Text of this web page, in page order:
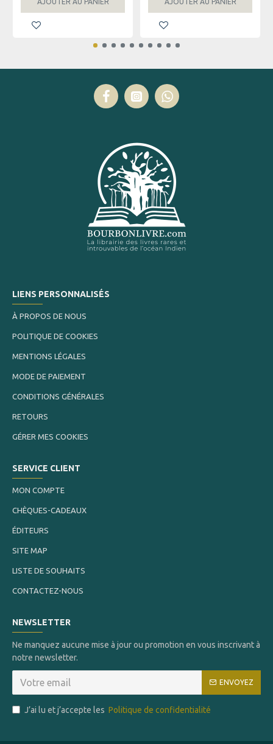
LIENS PERSONNALISÉS
À PROPOS DE NOUS
POLITIQUE DE COOKIES
MENTIONS LÉGALES
MODE DE PAIEMENT
CONDITIONS GÉNÉRALES
RETOURS
GÉRER MES COOKIES
SERVICE CLIENT
MON COMPTE
CHÈQUES-CADEAUX
ÉDITEURS
SITE MAP
LISTE DE SOUHAITS
CONTACTEZ-NOUS
NEWSLETTER
Ne manquez aucune mise à jour ou promotion en vous inscrivant à
notre newsletter.
ENVOYEZ
J’ai lu et j’accepte les Politique de confidentialité